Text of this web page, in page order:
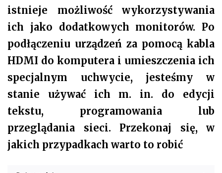
istnieje możliwość wykorzystywania
ich jako dodatkowych monitorów. Po
podłączeniu urządzeń za pomocą kabla
HDMI do komputera i umieszczenia ich
specjalnym uchwycie, jesteśmy w
stanie używać ich m. in. do edycji
tekstu, programowania lub
przeglądania sieci. Przekonaj się, w
jakich przypadkach warto to robić